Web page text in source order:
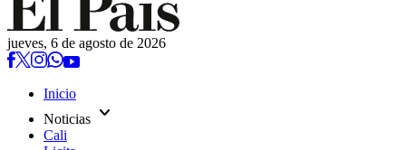
jueves, 6 de agosto de 2026
Inicio
Noticias expand_more
Cali